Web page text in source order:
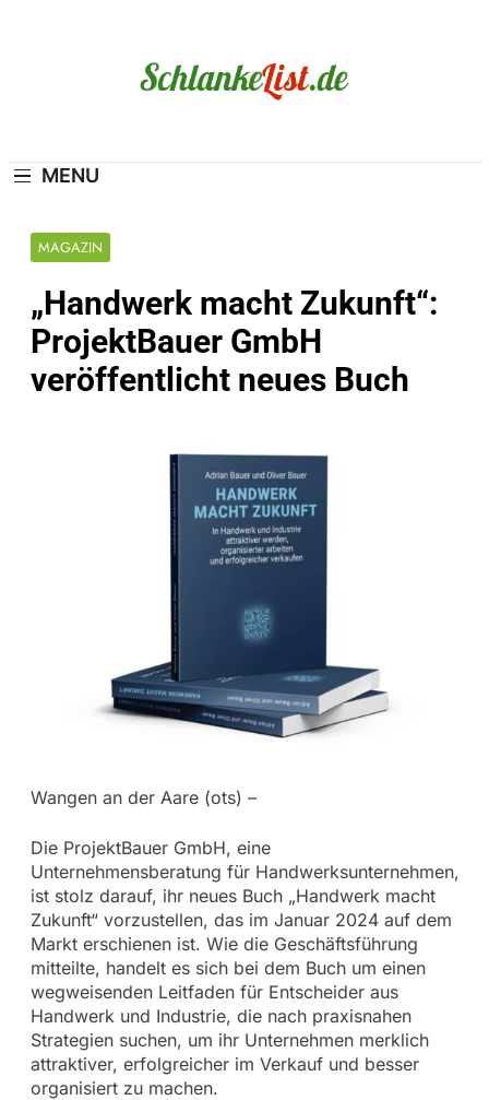
MENU
MAGAZIN
„Handwerk macht Zukunft“:
ProjektBauer GmbH
veröffentlicht neues Buch
Wangen an der Aare (ots) –
Die ProjektBauer GmbH, eine
Unternehmensberatung für Handwerksunternehmen,
ist stolz darauf, ihr neues Buch „Handwerk macht
Zukunft“ vorzustellen, das im Januar 2024 auf dem
Markt erschienen ist. Wie die Geschäftsführung
mitteilte, handelt es sich bei dem Buch um einen
wegweisenden Leitfaden für Entscheider aus
Handwerk und Industrie, die nach praxisnahen
Strategien suchen, um ihr Unternehmen merklich
attraktiver, erfolgreicher im Verkauf und besser
organisiert zu machen.